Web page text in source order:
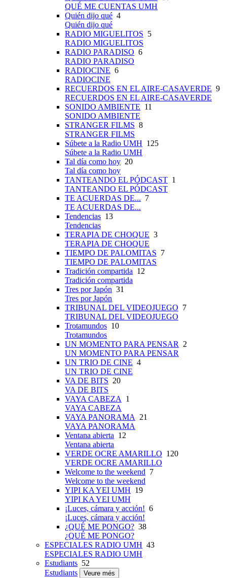
QUÉ ME CUENTAS UMH
Quién dijo qué 4
Quién dijo qué
RADIO MIGUELITOS 5
RADIO MIGUELITOS
RADIO PARADISO 6
RADIO PARADISO
RADIOCINE 6
RADIOCINE
RECUERDOS EN EL AIRE-CASAVERDE 9
RECUERDOS EN EL AIRE-CASAVERDE
SONIDO AMBIENTE 11
SONIDO AMBIENTE
STRANGER FILMS 8
STRANGER FILMS
Súbete a la Radio UMH 125
Súbete a la Radio UMH
Tal día como hoy 20
Tal día como hoy
TANTEANDO EL PÓDCAST 1
TANTEANDO EL PÓDCAST
TE ACUERDAS DE... 7
TE ACUERDAS DE...
Tendencias 13
Tendencias
TERAPIA DE CHOQUE 3
TERAPIA DE CHOQUE
TIEMPO DE PALOMITAS 7
TIEMPO DE PALOMITAS
Tradición compartida 12
Tradición compartida
Tres por Japón 31
Tres por Japón
TRIBUNAL DEL VIDEOJUEGO 7
TRIBUNAL DEL VIDEOJUEGO
Trotamundos 10
Trotamundos
UN MOMENTO PARA PENSAR
2
UN MOMENTO PARA PENSAR
UN TRIO DE CINE 4
UN TRIO DE CINE
VA DE BITS 20
VA DE BITS
VAYA CABEZA
1
VAYA CABEZA
VAYA PANORAMA
21
VAYA PANORAMA
Ventana abierta 12
Ventana abierta
VERDE OCRE AMARILLO 120
VERDE OCRE AMARILLO
Welcome to the weekend 7
Welcome to the weekend
YIPI KA YEI UMH 19
YIPI KA YEI UMH
¡Luces, cámara y acción! 6
¡Luces, cámara y acción!
¿QUÉ ME PONGO? 38
¿QUÉ ME PONGO?
ESPECIALES RADIO UMH 43
ESPECIALES RADIO UMH
Estudiants 52
Estudiants
Veure més